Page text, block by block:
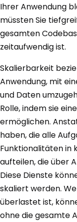
Ihrer Anwendung
müssten Sie
gesamten
zeitaufwendig ist.
Skalierbarkeit
Anwendung, mit
und Daten
Rolle, indem sie
ermöglichen.
haben, die alle
Funktionalitäten in
aufteilen, die über
Diese Dienste
skaliert werden.
überlastet ist,
ohne die gesamte